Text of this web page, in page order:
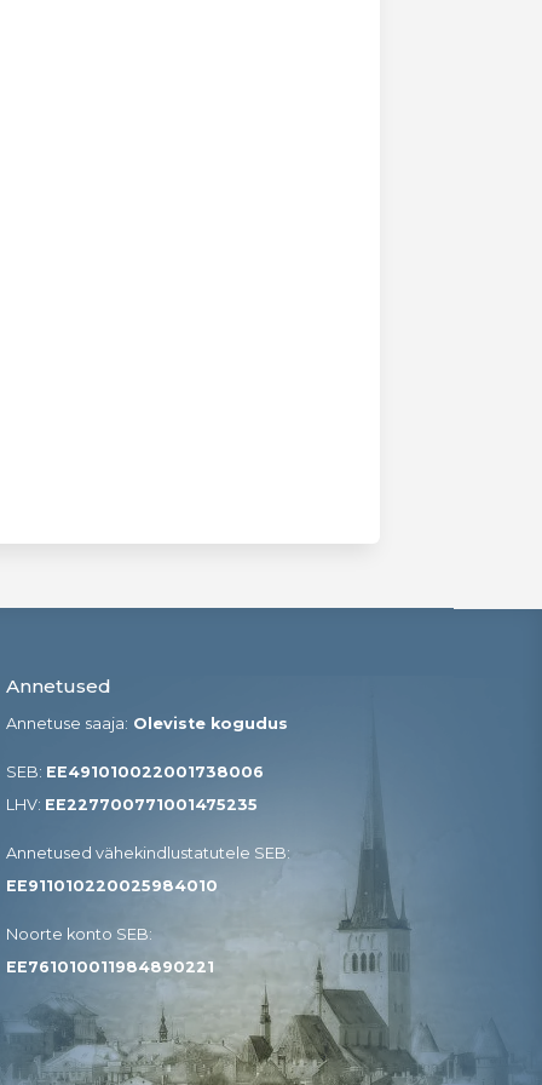
Annetused
Annetuse saaja: Oleviste kogudus
SEB: EE491010022001738006
LHV: EE227700771001475235
Annetused vähekindlustatutele SEB​:
EE911010220025984010
Noorte konto SEB:
EE761010011984890221